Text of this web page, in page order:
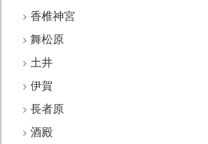
香椎神宮
舞松原
土井
伊賀
長者原
酒殿